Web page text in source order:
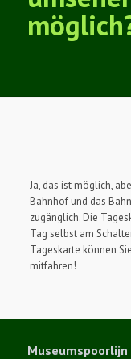
Ja, das ist möglich,
Bahnhof und das
zugänglich. Die
Tag selbst am
Tageskarte können
mitfahren!
Museumspoorlijn